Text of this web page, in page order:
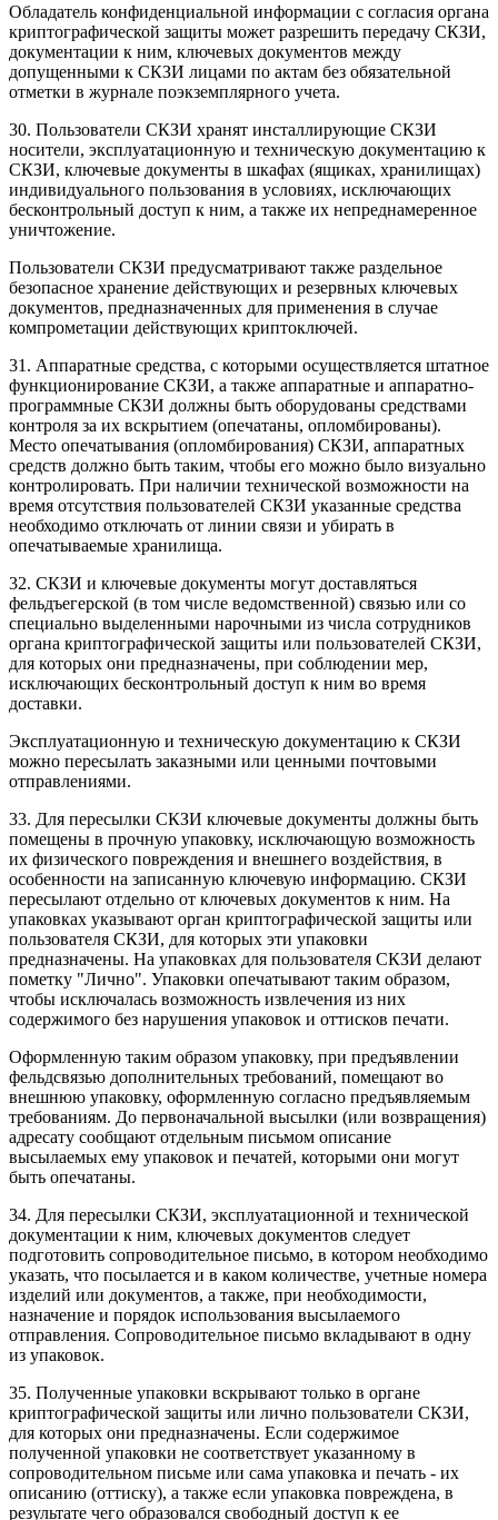
Обладатель конфиденциальной информации с согласия органа
криптографической защиты может разрешить передачу СКЗИ,
документации к ним, ключевых документов между
допущенными к СКЗИ лицами по актам без обязательной
отметки в журнале поэкземплярного учета.
30. Пользователи СКЗИ хранят инсталлирующие СКЗИ
носители, эксплуатационную и техническую документацию к
СКЗИ, ключевые документы в шкафах (ящиках, хранилищах)
индивидуального пользования в условиях, исключающих
бесконтрольный доступ к ним, а также их непреднамеренное
уничтожение.
Пользователи СКЗИ предусматривают также раздельное
безопасное хранение действующих и резервных ключевых
документов, предназначенных для применения в случае
компрометации действующих криптоключей.
31. Аппаратные средства, с которыми осуществляется штатное
функционирование СКЗИ, а также аппаратные и аппаратно-
программные СКЗИ должны быть оборудованы средствами
контроля за их вскрытием (опечатаны, опломбированы).
Место опечатывания (опломбирования) СКЗИ, аппаратных
средств должно быть таким, чтобы его можно было визуально
контролировать. При наличии технической возможности на
время отсутствия пользователей СКЗИ указанные средства
необходимо отключать от линии связи и убирать в
опечатываемые хранилища.
32. СКЗИ и ключевые документы могут доставляться
фельдъегерской (в том числе ведомственной) связью или со
специально выделенными нарочными из числа сотрудников
органа криптографической защиты или пользователей СКЗИ,
для которых они предназначены, при соблюдении мер,
исключающих бесконтрольный доступ к ним во время
доставки.
Эксплуатационную и техническую документацию к СКЗИ
можно пересылать заказными или ценными почтовыми
отправлениями.
33. Для пересылки СКЗИ ключевые документы должны быть
помещены в прочную упаковку, исключающую возможность
их физического повреждения и внешнего воздействия, в
особенности на записанную ключевую информацию. СКЗИ
пересылают отдельно от ключевых документов к ним. На
упаковках указывают орган криптографической защиты или
пользователя СКЗИ, для которых эти упаковки
предназначены. На упаковках для пользователя СКЗИ делают
пометку "Лично". Упаковки опечатывают таким образом,
чтобы исключалась возможность извлечения из них
содержимого без нарушения упаковок и оттисков печати.
Оформленную таким образом упаковку, при предъявлении
фельдсвязью дополнительных требований, помещают во
внешнюю упаковку, оформленную согласно предъявляемым
требованиям. До первоначальной высылки (или возвращения)
адресату сообщают отдельным письмом описание
высылаемых ему упаковок и печатей, которыми они могут
быть опечатаны.
34. Для пересылки СКЗИ, эксплуатационной и технической
документации к ним, ключевых документов следует
подготовить сопроводительное письмо, в котором необходимо
указать, что посылается и в каком количестве, учетные номера
изделий или документов, а также, при необходимости,
назначение и порядок использования высылаемого
отправления. Сопроводительное письмо вкладывают в одну
из упаковок.
35. Полученные упаковки вскрывают только в органе
криптографической защиты или лично пользователи СКЗИ,
для которых они предназначены. Если содержимое
полученной упаковки не соответствует указанному в
сопроводительном письме или сама упаковка и печать - их
описанию (оттиску), а также если упаковка повреждена, в
результате чего образовался свободный доступ к ее